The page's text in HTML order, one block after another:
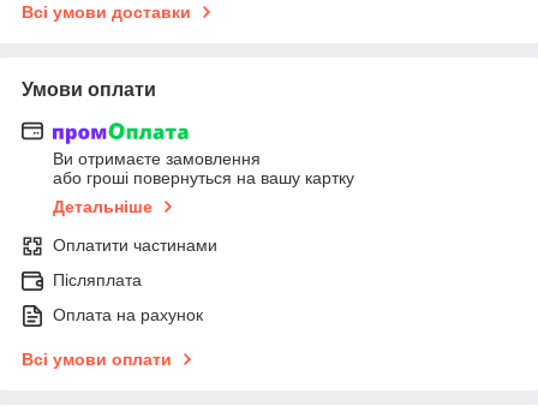
Всі умови доставки
Умови оплати
Ви отримаєте замовлення
або гроші повернуться на вашу картку
Детальніше
Оплатити частинами
Післяплата
Оплата на рахунок
Всі умови оплати